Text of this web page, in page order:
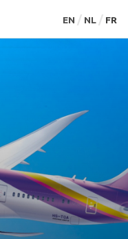
EN NL FR
EN NL FR